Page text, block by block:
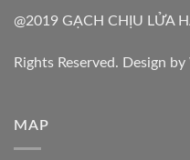
@2019 GẠCH CHỊU LỬA
Rights Reserved. Design
MAP